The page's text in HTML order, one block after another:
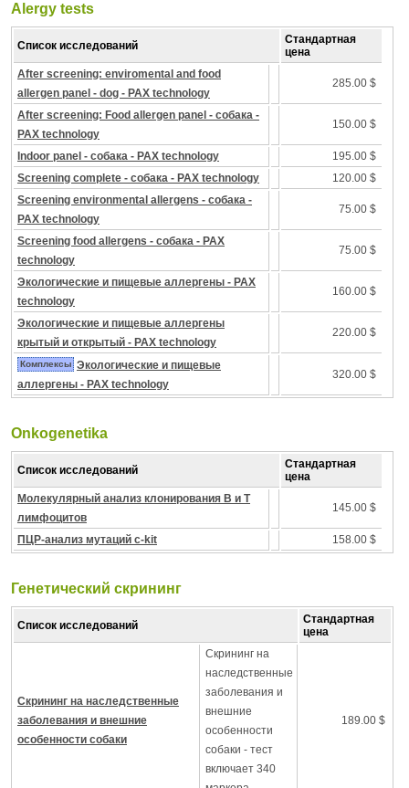
Alergy tests
Список исследований
Стандартная
цена
After screening: enviromental and food
allergen panel - dog - PAX technology
285.00 $
After screening: Food allergen panel - собака -
PAX technology
150.00 $
Indoor panel - собака - PAX technology
195.00 $
Screening complete - собака - PAX technology
120.00 $
Screening environmental allergens - собака -
PAX technology
75.00 $
Screening food allergens - собака - PAX
technology
75.00 $
Экологические и пищевые аллергены - PAX
technology
160.00 $
Экологические и пищевые аллергены
крытый и открытый - PAX technology
220.00 $
Комплексы Экологические и пищевые
аллергены - PAX technology
320.00 $
Onkogenetika
Список исследований
Стандартная
цена
Молекулярный анализ клонирования B и T
лимфоцитов
145.00 $
ПЦР-анализ мутаций c-kit 158.00 $
Генетический скрининг
Список исследований
Стандартная
цена
Скрининг на наследственные
заболевания и внешние
особенности собаки
Скрининг на
наследственные
заболевания и
внешние
особенности
собаки - тест
включает 340
189.00 $